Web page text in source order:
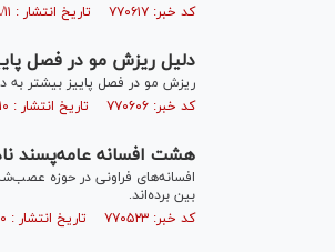
کد خبر: ۷۷۰۶۱۷ تاریخ انتشار : ۱۴۰۰/۰۸/۱۱
دلیل ریزش مو در فصل
ریزش مو در فصل پاییز بیشتر به
کد خبر: ۷۷۰۶۰۶ تاریخ انتشار : ۱۴۰۰/۰۸/۱۰
هشت افسانه عامه‌پسند
افسانه‌های فراونی در حوزه
بین برده‌اند.
کد خبر: ۷۷۰۵۲۳ تاریخ انتشار : ۱۴۰۰/۰۸/۱۰